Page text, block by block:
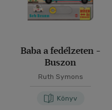
Baba a fedélzeten -
Buszon
Ruth Symons
Könyv